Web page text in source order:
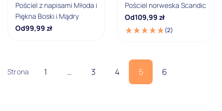
Pościel z napisami Młoda i
Piękna Boski i Mądry
Od99,99 zł
Pościel norweska Scandic
Od109,99 zł
(2)
Strona 1 … 3 4 5 6